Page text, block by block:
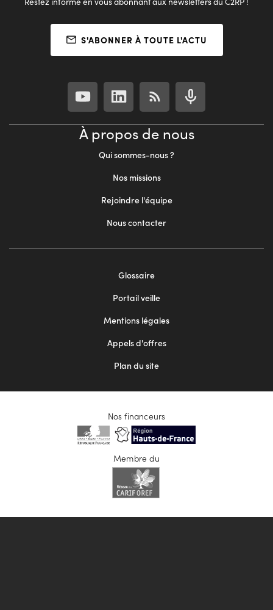
S'ABONNER À TOUTE L'ACTU
À propos de nous
Qui sommes-nous ?
Nos missions
Rejoindre l'équipe
Nous contacter
Glossaire
Portail veille
Mentions légales
Appels d'offres
Plan du site
Nos financeurs
Membre du